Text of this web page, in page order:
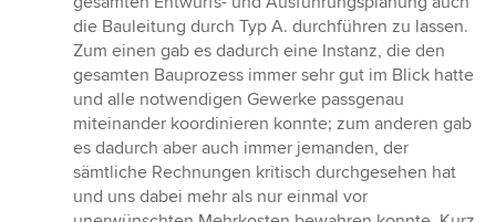
die Bauleitung durch Typ A. durchführen zu lassen.
Zum einen gab es dadurch eine Instanz, die den
gesamten Bauprozess immer sehr gut im Blick hatte
und alle notwendigen Gewerke passgenau
miteinander koordinieren konnte; zum anderen gab
es dadurch aber auch immer jemanden, der
sämtliche Rechnungen kritisch durchgesehen hat
und uns dabei mehr als nur einmal vor